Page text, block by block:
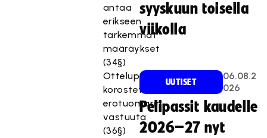
antaa
erikseen
tarkemmat
määräykset
(34§)
Ottelupöytäkirja,
korostettu
erotuomarin
vastuuta
(36§)
syyskuun toisella
viikolla
UUTISET
06.08.2
026
Pelipassit kaudelle
2026–27 nyt